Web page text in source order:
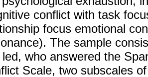
conflict with task
focus emotional
The sample
led, who answered the
Scale, two subscales